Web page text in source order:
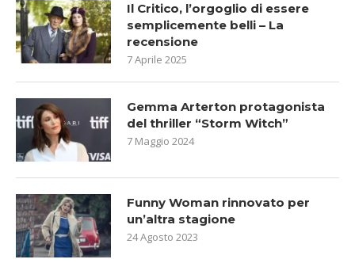
Il Critico, l’orgoglio di essere
semplicemente belli – La
recensione
7 Aprile 2025
Gemma Arterton protagonista
del thriller “Storm Witch”
7 Maggio 2024
Funny Woman rinnovato per
un’altra stagione
24 Agosto 2023